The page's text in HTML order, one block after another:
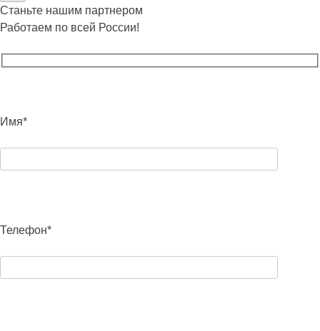
Станьте нашим партнером
Работаем по всей России!
Имя*
Телефон*